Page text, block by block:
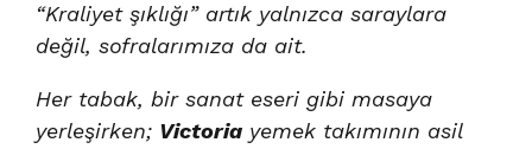
“Kraliyet şıklığı” artık yalnızca saraylara
değil, sofralarımıza da ait.
Her tabak, bir sanat eseri gibi masaya
yerleşirken; Victoria yemek takımının asil